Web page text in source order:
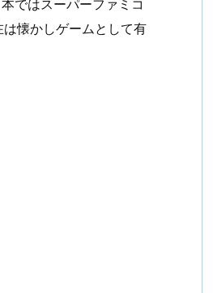
ではスーパーファミコ
懐かしゲームとして有